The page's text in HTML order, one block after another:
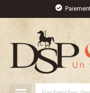
contenu
Rechercher